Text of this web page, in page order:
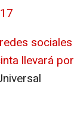
sociales
llevará por